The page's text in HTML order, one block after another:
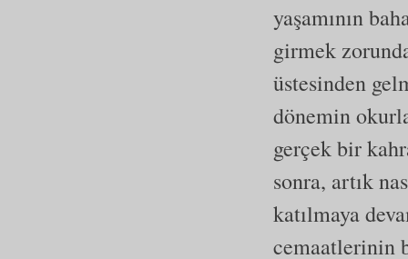
yaşamının
girmek
üstesinden
dönemin
gerçek bir
sonra, artık
katılmaya
cemaatlerinin